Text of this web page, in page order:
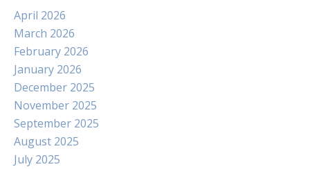
April 2026
March 2026
February 2026
January 2026
December 2025
November 2025
September 2025
August 2025
July 2025